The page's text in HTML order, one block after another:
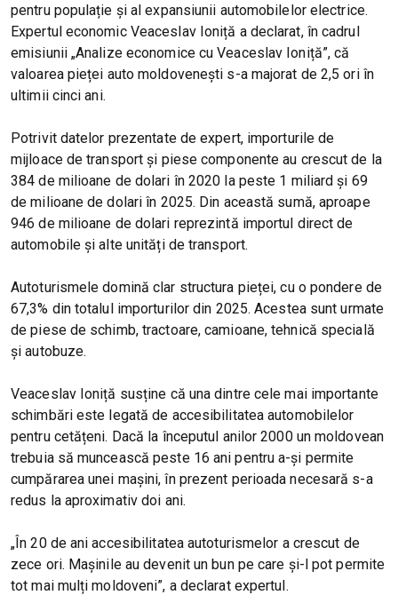
pentru populație și al expansiunii automobilelor electrice.
Expertul economic Veaceslav Ioniță a declarat, în cadrul
emisiunii „Analize economice cu Veaceslav Ioniță”, că
valoarea pieței auto moldovenești s-a majorat de 2,5 ori în
ultimii cinci ani.
Potrivit datelor prezentate de expert, importurile de
mijloace de transport și piese componente au crescut de la
384 de milioane de dolari în 2020 la peste 1 miliard și 69
de milioane de dolari în 2025. Din această sumă, aproape
946 de milioane de dolari reprezintă importul direct de
automobile și alte unități de transport.
Autoturismele domină clar structura pieței, cu o pondere de
67,3% din totalul importurilor din 2025. Acestea sunt urmate
de piese de schimb, tractoare, camioane, tehnică specială
și autobuze.
Veaceslav Ioniță susține că una dintre cele mai importante
schimbări este legată de accesibilitatea automobilelor
pentru cetățeni. Dacă la începutul anilor 2000 un moldovean
trebuia să muncească peste 16 ani pentru a-și permite
cumpărarea unei mașini, în prezent perioada necesară s-a
redus la aproximativ doi ani.
„În 20 de ani accesibilitatea autoturismelor a crescut de
zece ori. Mașinile au devenit un bun pe care și-l pot permite
tot mai mulți moldoveni”, a declarat expertul.